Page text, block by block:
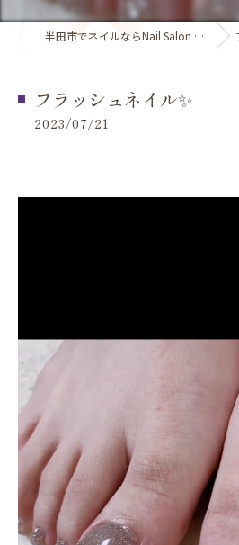
半田市でネイルならNail Salon 花梨
フラッシュネイル✨️
2023/07/21